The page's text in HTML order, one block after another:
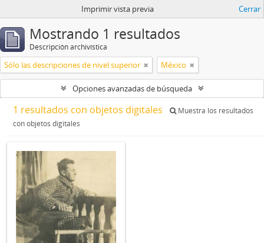
Imprimir vista previa Cerrar
Mostrando 1 resultados
Descripción archivística
Sólo las descripciones de nivel superior México
Opciones avanzadas de búsqueda
1 resultados con objetos digitales
Muestra los resultados
con objetos digitales